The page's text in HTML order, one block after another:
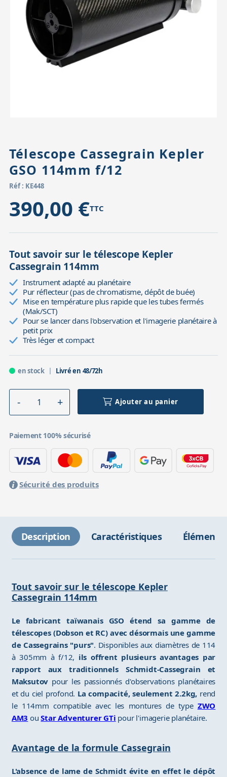
Accessoires pour montures
Têtes
Pièces détachées
Télescope Cassegrain Kepler
GSO 114mm f/12
Réf : KE448
390,00 €TTC
Tout savoir sur le télescope Kepler
Cassegrain 114mm
Instrument adapté au planétaire
Pur réflecteur (pas de chromatisme, dépôt de buée)
Mise en température plus rapide que les tubes fermés
(Mak/SCT)
Pour se lancer dans l'observation et l'imagerie planétaire à
petit prix
Très léger et compact
en stock Livré en 48/72h
Ajouter au panier
Paiement 100% sécurisé
Sécurité des produits
Description Caractéristiques Éléments
Tout savoir sur le télescope Kepler
Cassegrain 114mm
Le fabricant taïwanais GSO étend sa gamme de
télescopes (Dobson et RC) avec désormais une gamme
de Cassegrains "purs". Disponibles aux diamètres de 114
à 305mm à f/12, ils offrent plusieurs avantages par
rapport aux traditionnels Schmidt-Cassegrain et
Maksutov pour les passionnés d'observations planétaires
et du ciel profond. La compacité, seulement 2.2kg, rend
le 114mm compatible avec les montures de type ZWO
AM3 ouStar Adventurer GTi pour l'imagerie planétaire.
Avantage de la formule Cassegrain
L'absence de lame de Schmidt évite en effet le dépôt